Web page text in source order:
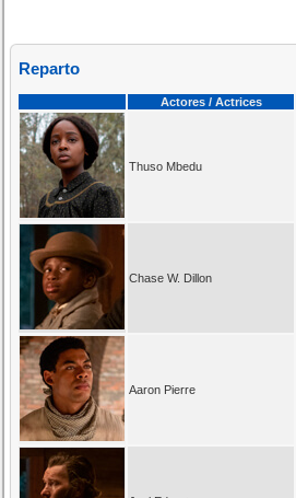
Reparto
Actores / Actrices
Thuso Mbedu
Chase W. Dillon
Aaron Pierre